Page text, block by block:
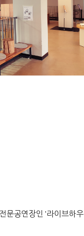
문공연장인 '라이브하우